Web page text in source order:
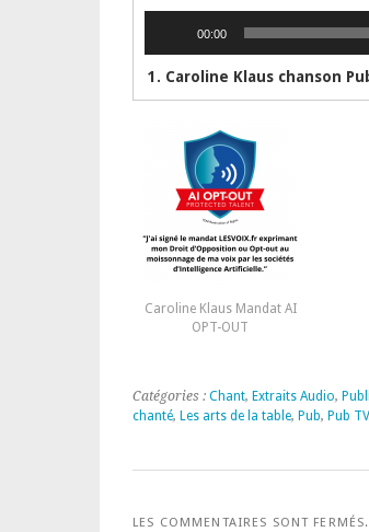
00:00
1. Caroline Klaus chanson
Caroline Klaus Mandat AI
OPT-OUT
Catégories : Chant, Extraits Audio,
chanté, Les arts de la table, Pub, Pub TV
LES COMMENTAIRES SONT FERMÉS.